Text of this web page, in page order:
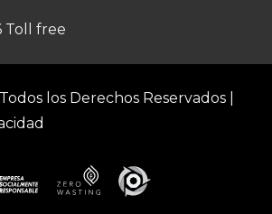
Toll free
los Derechos Reservados |